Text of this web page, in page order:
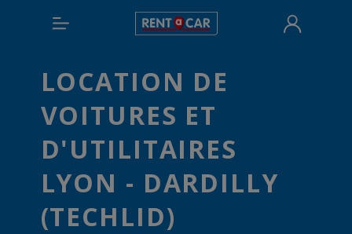
LOCATION DE
VOITURES ET
D'UTILITAIRES
LYON - DARDILLY
(TECHLID)